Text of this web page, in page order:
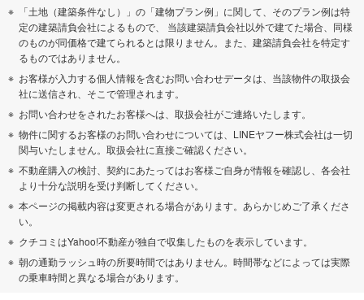
「土地（建築条件なし）」の「建物プラン例」に関して、そのプラン例は特
定の建築請負会社によるもので、 当該建築請負会社以外で建てた場合、同様
のものが同価格で建てられるとは限りません。また、建築請負会社を特定す
るものではありません。
お客様が入力する個人情報を含むお問い合わせデータは、当該物件の取扱会
社に送信され、そこで管理されます。
お問い合わせをされたお客様へは、取扱会社がご連絡いたします。
物件に関するお客様のお問い合わせについては、LINEヤフー株式会社は一切
関与いたしません。取扱会社に直接ご確認ください。
不動産購入の検討、契約にあたってはお客様ご自身が情報を確認し、各会社
より十分な説明を受け判断してください。
本ページの掲載内容は変更される場合があります。あらかじめご了承くださ
い。
クチコミはYahoo!不動産が独自で収集したものを表示しています。
朝の通勤ラッシュ時の所要時間ではありません。時間帯などによっては実際
の乗車時間と異なる場合があります。